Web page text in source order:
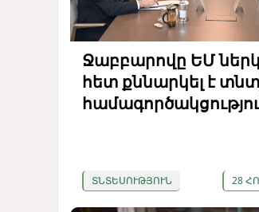
Ջաբբարովը ԵՄ
հետ քննարկել է
ՏՆՏԵՍՈՒԹՅՈՒՆ 28